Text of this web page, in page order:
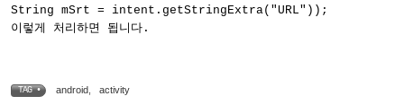
String mSrt = intent.getStringExtra("URL"));
이렇게 처리하면 됩니다.
TAG • android activity